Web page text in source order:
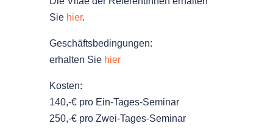
Sie hier.
Geschäftsbedingungen:
erhalten Sie hier
Kosten:
140,-€ pro Ein-Tages-Seminar
250,-€ pro Zwei-Tages-Seminar